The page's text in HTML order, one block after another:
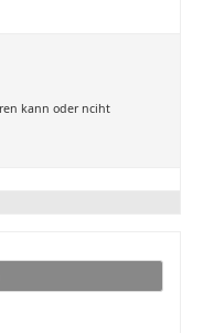
kann oder nciht